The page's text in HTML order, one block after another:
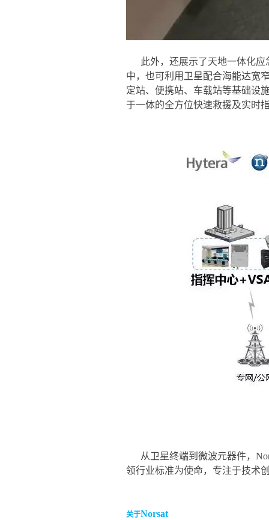
此外，还展示了天地一体化
中，也可利用卫星配合海能达宽
定站、便携站、车载站等基础设
于一体的全方位快速救援及实时
从卫星终端到微波元器件，
领行业标准为使命，专注于技术
关于Norsat